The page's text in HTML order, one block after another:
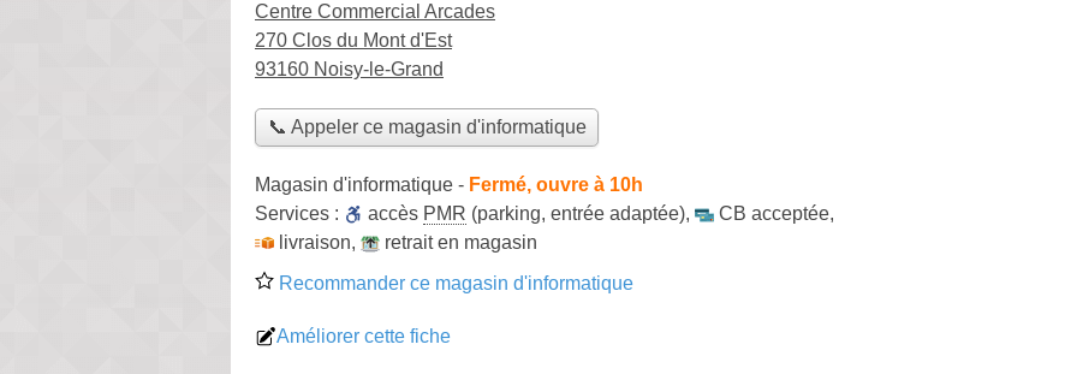
Centre Commercial Arcades
270 Clos du Mont d'Est
93160 Noisy-le-Grand
📞 Appeler ce magasin d'informatique
Magasin d'informatique - Fermé, ouvre à 10h
Services :
accès PMR (parking, entrée adaptée), CB acceptée,
livraison,
retrait en magasin
Recommander ce magasin d'informatique
Améliorer cette fiche